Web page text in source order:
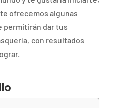
ofrecemos algunas
permitirán dar tus
con resultados